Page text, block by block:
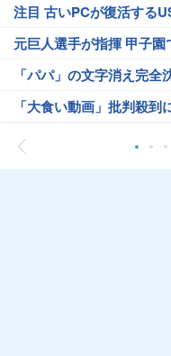
注目 古いPCが復活する
元巨人選手が指揮 甲子園
「パパ」の文字消え完全
「大食い動画」批判殺到